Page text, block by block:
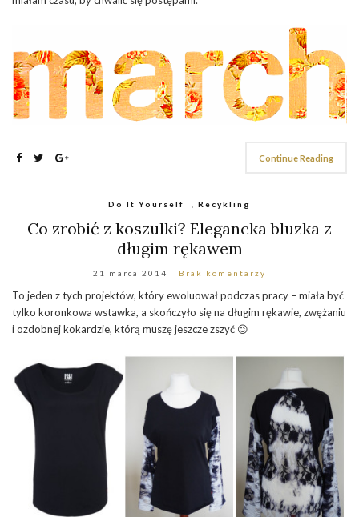
Continue Reading
Do It Yourself , Recykling
Co zrobić z koszulki? Elegancka bluzka z
długim rękawem
21 marca 2014 Brak komentarzy
To jeden z tych projektów, który ewoluował podczas pracy – miała być
tylko koronkowa wstawka, a skończyło się na długim rękawie, zwężaniu
i ozdobnej kokardzie, którą muszę jeszcze zszyć 😉